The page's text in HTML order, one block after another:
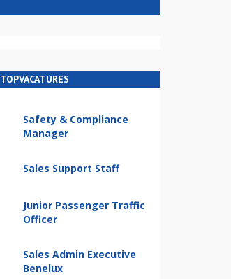
TOPVACATURES
Safety & Compliance
Manager
Sales Support Staff
Junior Passenger Traffic
Officer
Sales Admin Executive
Benelux